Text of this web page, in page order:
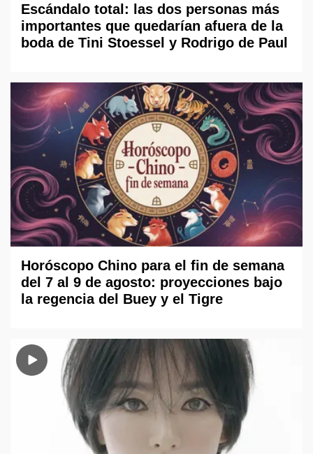
Escándalo total: las dos personas más
importantes que quedarían afuera de la
boda de Tini Stoessel y Rodrigo de Paul
Horóscopo Chino para el fin de semana
del 7 al 9 de agosto: proyecciones bajo
la regencia del Buey y el Tigre